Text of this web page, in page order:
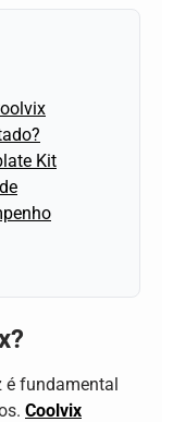
Kit
é fundamental
Coolvix